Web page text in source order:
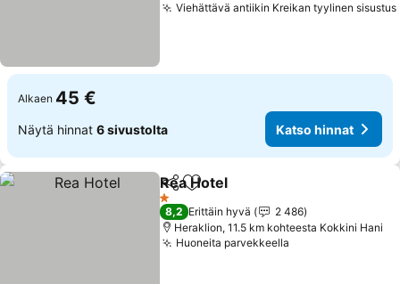
Viehättävä antiikin Kreikan tyylinen sisustus
Alkaen 45 €
Näytä hinnat 6 sivustolta Katso hinnat
Jaa Lisää suosikkeihin
Rea Hotel
1 Tähtiluokitus
8,2 Erittäin hyvä
2 486
Heraklion, 11.5 km kohteesta Kokkini Hani
Huoneita parvekkeella